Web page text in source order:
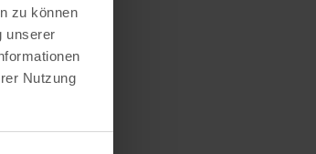
zu können
unserer
Nutzung